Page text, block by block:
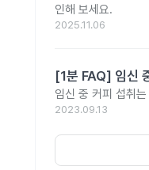
인해 보세요.
2025.11.06
[1분 FAQ] 임신
임신 중 커피 섭취
2023.09.13